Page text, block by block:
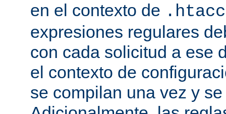
en el contexto de
expresiones regulares
con cada solicitud a ese
el contexto de
se compilan una vez y